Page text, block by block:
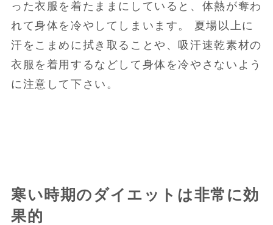
った衣服を着たままにしていると、体熱が奪わ
れて身体を冷やしてしまいます。 夏場以上に
汗をこまめに拭き取ることや、吸汗速乾素材の
衣服を着用するなどして身体を冷やさないよう
に注意して下さい。
寒い時期のダイエットは非常に効
果的